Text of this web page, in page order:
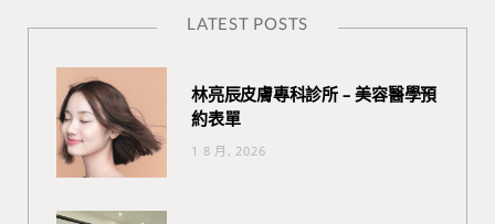
LATEST POSTS
林亮辰皮膚專科診所 – 美容醫學預
約表單
1 8 月, 2026